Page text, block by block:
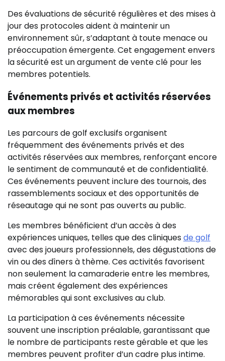
Des évaluations de sécurité régulières et des mises à
jour des protocoles aident à maintenir un
environnement sûr, s’adaptant à toute menace ou
préoccupation émergente. Cet engagement envers
la sécurité est un argument de vente clé pour les
membres potentiels.
Événements privés et activités réservées
aux membres
Les parcours de golf exclusifs organisent
fréquemment des événements privés et des
activités réservées aux membres, renforçant encore
le sentiment de communauté et de confidentialité.
Ces événements peuvent inclure des tournois, des
rassemblements sociaux et des opportunités de
réseautage qui ne sont pas ouverts au public.
Les membres bénéficient d’un accès à des
expériences uniques, telles que des cliniquesde golf
avec des joueurs professionnels, des dégustations de
vin ou des dîners à thème. Ces activités favorisent
non seulement la camaraderie entre les membres,
mais créent également des expériences
mémorables qui sont exclusives au club.
La participation à ces événements nécessite
souvent une inscription préalable, garantissant que
le nombre de participants reste gérable et que les
membres peuvent profiter d’un cadre plus intime.